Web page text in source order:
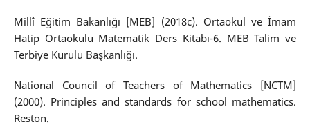
Millî Eğitim Bakanlığı [MEB] (2018c). Ortaokul ve İmam
Hatip Ortaokulu Matematik Ders Kitabı-6. MEB Talim ve
Terbiye Kurulu Başkanlığı.
National Council of Teachers of Mathematics [NCTM]
(2000). Principles and standards for school mathematics.
Reston.